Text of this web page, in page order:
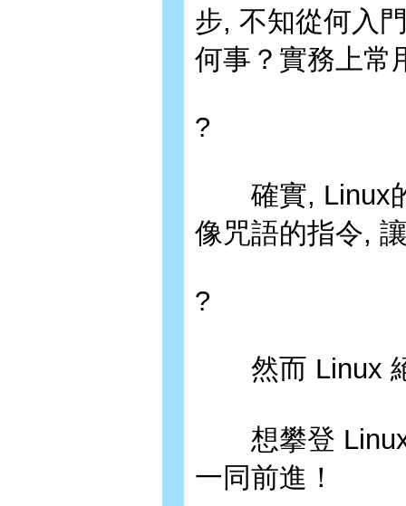
步, 不知從何入
何事？實務上常
?
確實, Linux的
像咒語的指令,
?
然而 Linux 絕
想攀登 Linux
一同前進！